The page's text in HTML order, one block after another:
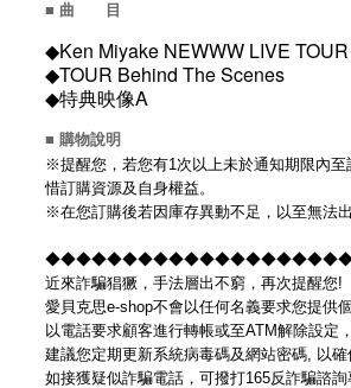
■ 曲 目
◆Ken Miyake NEWWW LIVE
◆TOUR Behind The Scenes
◆特典映像A
■ 購物說明
※提醒您，若您有1次以上未於通知期限內
惜訂購資源及自身權益。
※在您訂購後若因庫存異動不足，以至無法
近來詐騙猖獗，手法層出不窮，再次提醒您!
愛貝克思e-shop不會以任何名義要求您提供
以電話要求顧客進行轉帳或至ATM解除設定
建議您定期更新系統病毒碼及網站密碼, 以
如接獲疑似詐騙電話，可撥打165反詐騙諮